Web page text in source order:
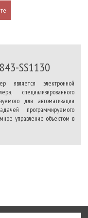
SS1130
является электронной
специализированного
для автоматизации
программируемого
управление объектом в